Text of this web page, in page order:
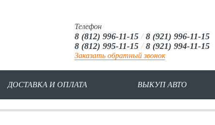
Телефон
8 (812) 996-11-15 / 8 (921) 996-11-15
8 (812) 995-11-15 / 8 (921) 994-11-15
Заказать обратный звонок
ДОСТАВКА И ОПЛАТА ВЫКУП АВТО